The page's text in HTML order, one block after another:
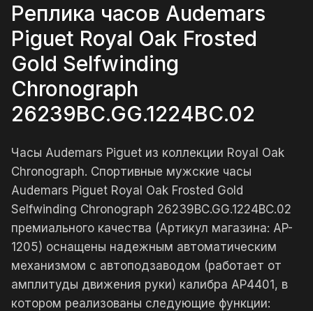
Реплика часов Audemars
Piguet Royal Oak Frosted
Gold Selfwinding
Chronograph
26239BC.GG.1224BC.02
Часы Audemars Piguet из коллекции Royal Oak
Chronograph. Спортивные мужские часы
Audemars Piguet Royal Oak Frosted Gold
Selfwinding Chronograph 26239BC.GG.1224BC.02
премиального качества (Артикул магазина: AP-
1205) оснащены надежным автоматическим
механизмом с автоподзаводом (работает от
амплитуды движения руки) калибра AP4401, в
котором реализованы следующие функции: